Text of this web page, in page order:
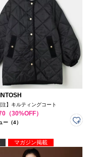
注】キルティングコート
（30%OFF）
ー（4）
マガジン掲載